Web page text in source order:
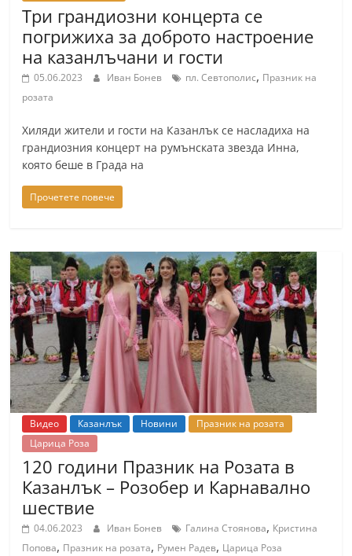
Три грандиозни концерта се
погрижиха за доброто настроение
на казанлъчани и гости
05.06.2023 Иван Бонев пл. Севтополис, Празник на
розата
Хиляди жители и гости на Казанлък се насладиха на
грандиозния концерт на румънската звезда Инна,
която беше в Града на
Прочетете повече
Видео Казанлък Новини
Празник на розата
Царица Роза
120 години Празник на Розата в
Казанлък – Розобер и Карнавално
шествие
04.06.2023 Иван Бонев Галина Стоянова, Кристина
Попова, Празник на розата, Румен Радев, Царица Роза